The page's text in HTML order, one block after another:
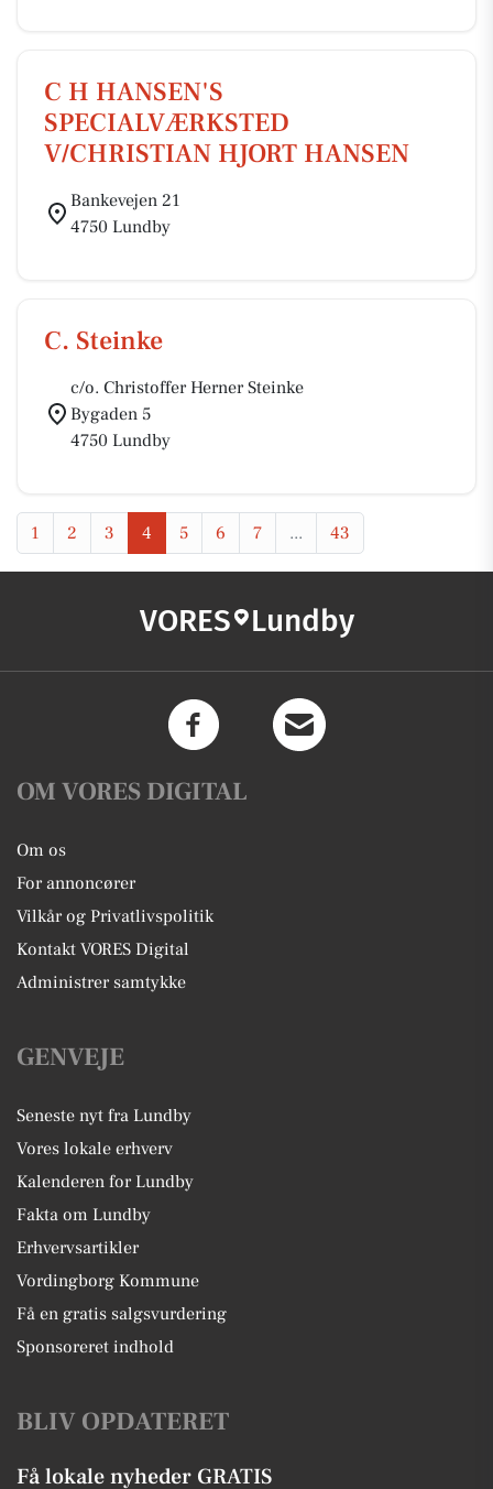
C H HANSEN'S
SPECIALVÆRKSTED
V/CHRISTIAN HJORT HANSEN
Bankevejen 21
4750 Lundby
C. Steinke
c/o. Christoffer Herner Steinke
Bygaden 5
4750 Lundby
1 2 3 4 5 6 7 ... 43
VORES Lundby
OM VORES DIGITAL
Om os
For annoncører
Vilkår og Privatlivspolitik
Kontakt VORES Digital
Administrer samtykke
GENVEJE
Seneste nyt fra Lundby
Vores lokale erhverv
Kalenderen for Lundby
Fakta om Lundby
Erhvervsartikler
Vordingborg Kommune
Få en gratis salgsvurdering
Sponsoreret indhold
BLIV OPDATERET
Få lokale nyheder GRATIS